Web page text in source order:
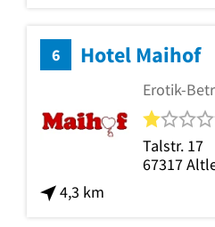
6 Hotel Maihof
4,3 km
Erotik-
Talstr. 17
67317